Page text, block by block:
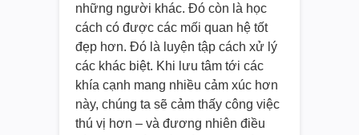
những người khác. Đó còn là học
cách có được các mối quan hệ tốt
đẹp hơn. Đó là luyện tập cách xử lý
các khác biệt. Khi lưu tâm tới các
khía cạnh mang nhiều cảm xúc hơn
này, chúng ta sẽ cảm thấy công việc
thú vị hơn – và đương nhiên điều